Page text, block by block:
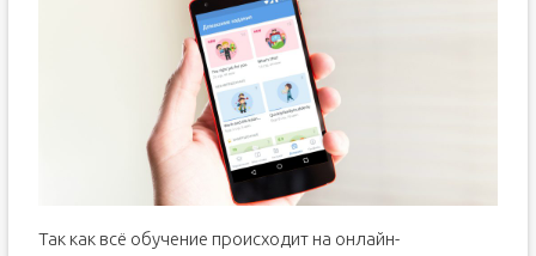
Так как всё обучение происходит на онлайн-